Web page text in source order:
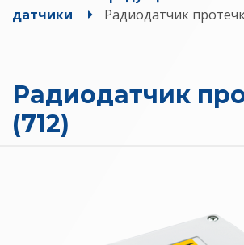
датчики
Радиодатчик
Радиодатчик
(712)